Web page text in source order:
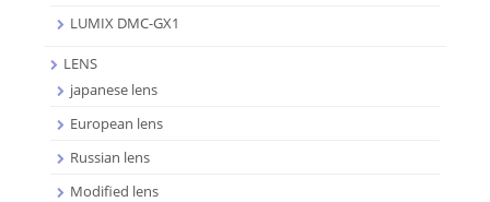
LUMIX DMC-GX1
LENS
japanese lens
European lens
Russian lens
Modified lens